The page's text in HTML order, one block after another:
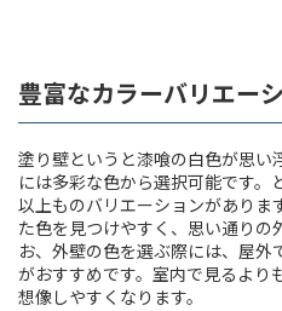
豊富なカラーバリエー
塗り壁というと漆喰の白色が思い
には多彩な色から選択可能です
以上ものバリエーションがありま
た色を見つけやすく、思い通りの
お、外壁の色を選ぶ際には、屋
がおすすめです。室内で見るより
想像しやすくなります。